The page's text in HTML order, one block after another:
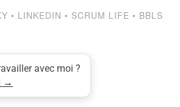
• LINKEDIN • SCRUM LIFE • BBLS
avec moi ?
→